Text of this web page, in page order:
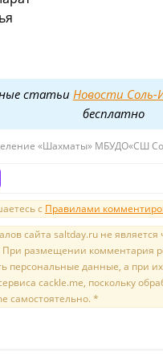
статьи Новости Соль-
бесплатно
«Шахматы» МБУДО«СШ
с Правилами
сайта saltday.ru не является
При размещении комментария
персональные данные, а при
cackle.me, поскольку
самостоятельно. *